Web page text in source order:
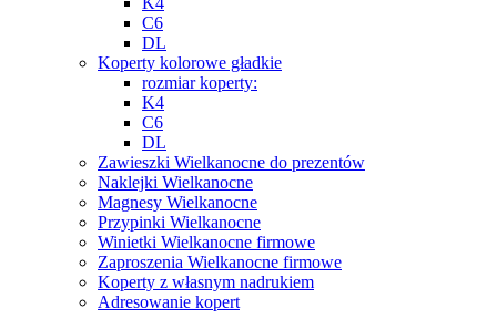
C6
DL
Koperty kolorowe gładkie
rozmiar koperty:
K4
C6
DL
Zawieszki Wielkanocne do prezentów
Naklejki Wielkanocne
Magnesy Wielkanocne
Przypinki Wielkanocne
Winietki Wielkanocne firmowe
Zaproszenia Wielkanocne firmowe
Koperty z własnym nadrukiem
Adresowanie kopert